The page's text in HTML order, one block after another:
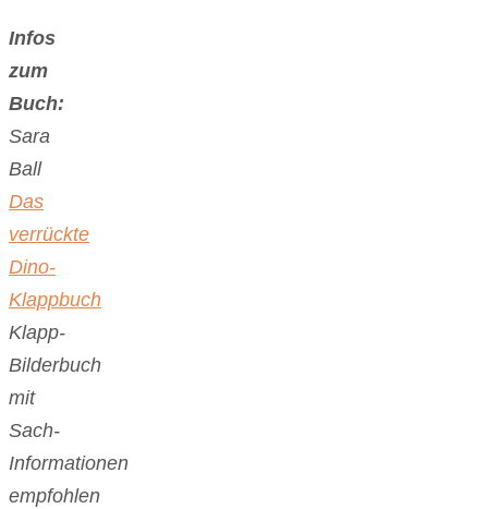
Infos
zum
Buch:
Sara
Ball
Das
verrückte
Dino-
Klappbuch
Klapp-
Bilderbuch
mit
Sach-
Informationen
empfohlen